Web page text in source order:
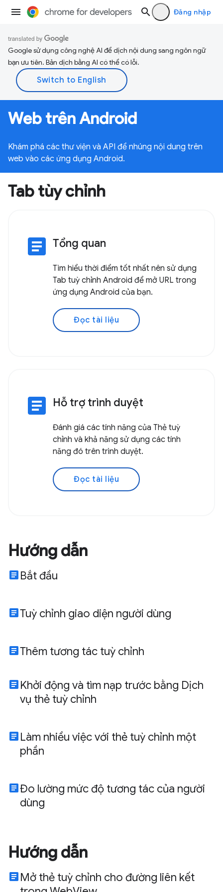
Đăng nhập
Google sử dụng công nghệ AI để dịch nội dung sang ngôn ngữ
bạn ưu tiên. Bản dịch bằng AI có thể có lỗi.
Web trên Android
Khám phá các thư viện và API để nhúng nội dung trên
web vào các ứng dụng Android.
Tab tùy chỉnh
article Tổng quan
Tìm hiểu thời điểm tốt nhất nên sử dụng
Tab tuỳ chỉnh Android để mở URL trong
ứng dụng Android của bạn.
Đọc tài liệu
article Hỗ trợ trình duyệt
Đánh giá các tính năng của Thẻ tuỳ
chỉnh và khả năng sử dụng các tính
năng đó trên trình duyệt.
Đọc tài liệu
Hướng dẫn
article Bắt đầu
articleTuỳ chỉnh giao diện người dùng
articleThêm tương tác tuỳ chỉnh
article Khởi động và tìm nạp trước bằng Dịch
vụ thẻ tuỳ chỉnh
article Làm nhiều việc với thẻ tuỳ chỉnh một
phần
articleĐo lường mức độ tương tác của người
dùng
Hướng dẫn
article Mở thẻ tuỳ chỉnh cho đường liên kết